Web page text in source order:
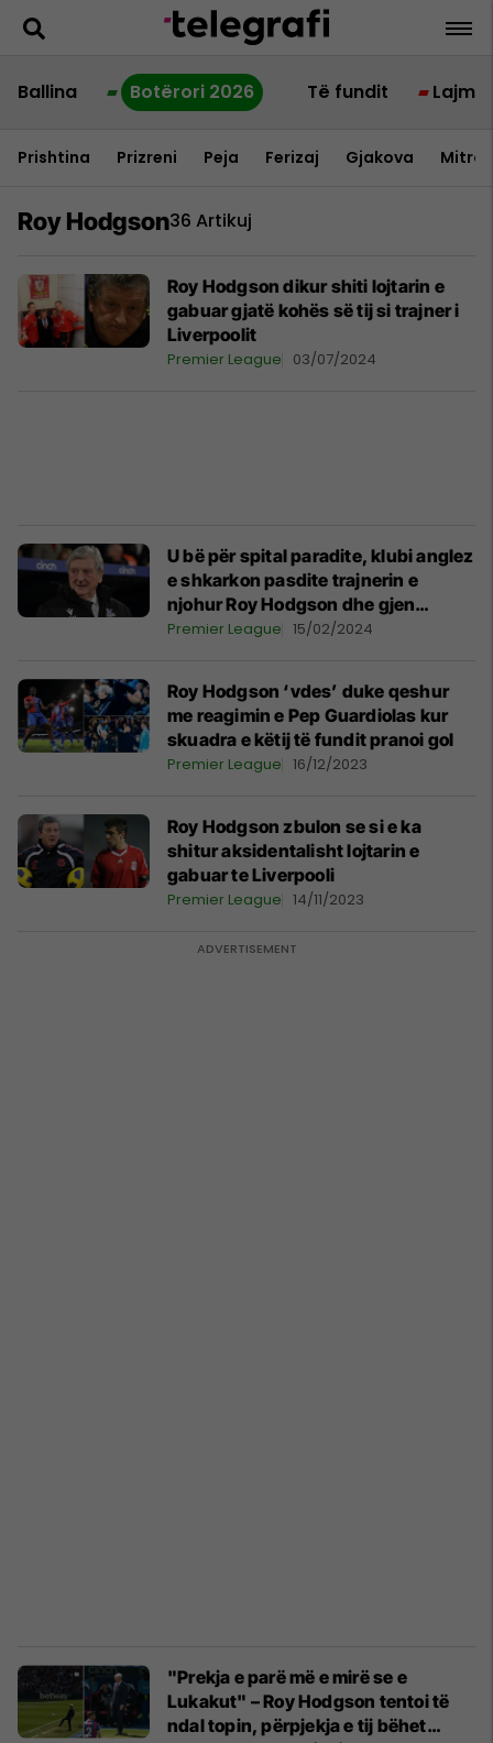
Ballina Botërori 2026 Të fundit Lajme
Prishtina Prizreni Peja Ferizaj Gjakova
Roy Hodgson36 Artikuj
Roy Hodgson dikur shiti lojtarin e
gabuar gjatë kohës së tij si trajner i
Liverpoolit
Premier League 03/07/2024
U bë për spital paradite, klubi anglez
e shkarkon pasdite trajnerin e
njohur Roy Hodgson dhe gjen
zëvendësuesin e tij
Premier League 15/02/2024
Roy Hodgson ‘vdes’ duke qeshur
me reagimin e Pep Guardiolas kur
skuadra e këtij të fundit pranoi gol
Premier League 16/12/2023
Roy Hodgson zbulon se si e ka
shitur aksidentalisht lojtarin e
gabuar te Liverpooli
Premier League 14/11/2023
"Prekja e parë më e mirë se e
Lukakut" – Roy Hodgson tentoi të
ndal topin, përpjekja e tij bëhet